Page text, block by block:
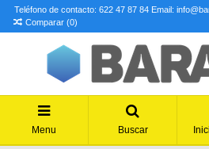
Teléfono de contacto: 622 47 87 84 Email:
Comparar (0)
Menu Buscar